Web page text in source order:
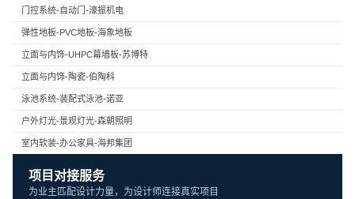
门控系统-自动门-濠振机电
弹性地板-PVC地板-海象地板
立面与内饰-UHPC幕墙板-苏博特
立面与内饰-陶瓷-伯陶科
泳池系统-装配式泳池-诺亚
户外灯光-景观灯光-森朝照明
室内软装-办公家具-海邦集团
项目对接服务
为业主匹配设计力量，为设计师连接真实项目